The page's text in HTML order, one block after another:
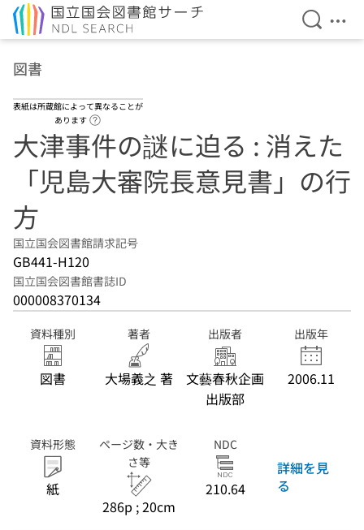
検索を
メ
図書
表紙は所蔵館によって異なることが
あります
大津事件の謎に迫る : 消えた
「児島大審院長意見書」の行
方
国立国会図書館請求記号
GB441-H120
国立国会図書館書誌ID
000008370134
資料種別
図書
著者
大場義之 著
出版者
文藝春秋企画
出版部
出版年
2006.11
資料形態
紙
ページ数・大き
さ等
286p ; 20cm
NDC
210.64
詳細を見
る